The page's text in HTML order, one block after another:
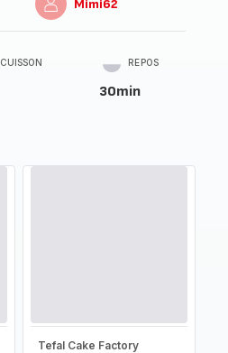
Mimi62
CUISSON REPOS
30min
Tefal Cake Factory